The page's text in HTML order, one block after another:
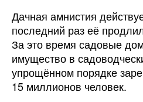
Дачная амнистия
последний раз её
За это время садовые
имущество в
упрощённом порядке
15 миллионов человек.